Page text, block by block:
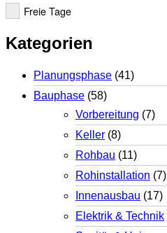
Freie Tage
Kategorien
Planungsphase (41)
Bauphase (58)
Vorbereitung (7)
Keller (8)
Rohbau (11)
Rohinstallation (7)
Innenausbau (17)
Elektrik & Technik